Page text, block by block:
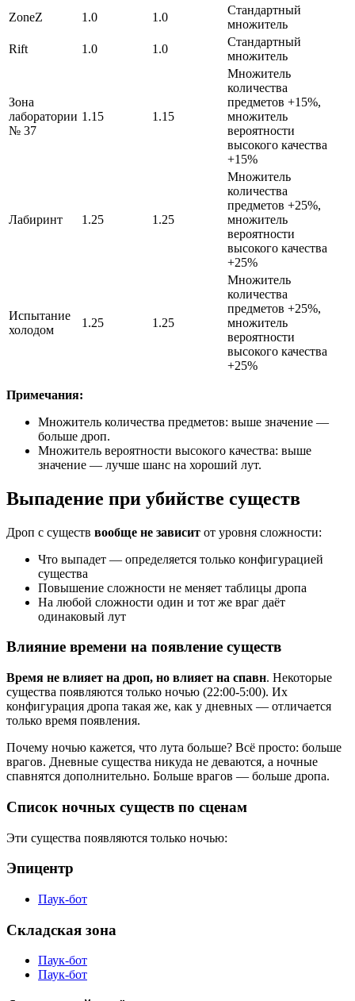
ZoneZ
1.0 1.0
Стандартный
множитель
Rift
1.0 1.0
Стандартный
множитель
Зона
лаборатории
№ 37
1.15 1.15
Множитель
количества
предметов +15%,
множитель
вероятности
высокого качества
+15%
Лабиринт 1.25 1.25
Множитель
количества
предметов +25%,
множитель
вероятности
высокого качества
+25%
Испытание
холодом
1.25 1.25
Множитель
количества
предметов +25%,
множитель
вероятности
высокого качества
+25%
Примечания:
Множитель количества предметов: выше значение —
больше дроп.
Множитель вероятности высокого качества: выше
значение — лучше шанс на хороший лут.
Выпадение при убийстве существ
Дроп с существ вообще не зависит от уровня сложности:
Что выпадет — определяется только конфигурацией
существа
Повышение сложности не меняет таблицы дропа
На любой сложности один и тот же враг даёт
одинаковый лут
Влияние времени на появление существ
Время не влияет на дроп, но влияет на спавн. Некоторые
существа появляются только ночью (22:00-5:00). Их
конфигурация дропа такая же, как у дневных — отличается
только время появления.
Почему ночью кажется, что лута больше? Всё просто: больше
врагов. Дневные существа никуда не деваются, а ночные
спавнятся дополнительно. Больше врагов — больше дропа.
Список ночных существ по сценам
Эти существа появляются только ночью:
Эпицентр
Паук-бот
Складская зона
Паук-бот
Паук-бот